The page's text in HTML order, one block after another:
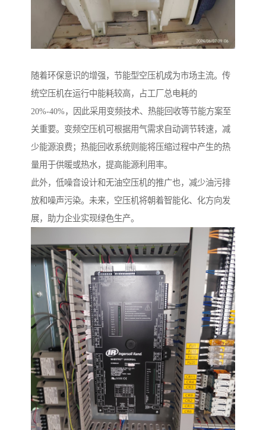
随着环保意识的增强，节能型空压机成为市场主流。传
统空压机在运行中能耗较高，占工厂总电耗的
20%-40%，因此采用变频技术、热能回收等节能方案至
关重要。变频空压机可根据用气需求自动调节转速，减
少能源浪费；热能回收系统则能将压缩过程中产生的热
量用于供暖或热水，提高能源利用率。
此外，低噪音设计和无油空压机的推广也，减少油污排
放和噪声污染。未来，空压机将朝着智能化、化方向发
展，助力企业实现绿色生产。